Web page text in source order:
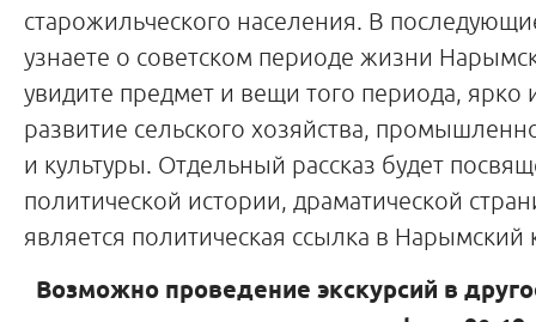
старожильческого населения. В
узнаете о советском периоде жизни
увидите предмет и вещи того периода,
развитие сельского хозяйства,
и культуры. Отдельный рассказ будет
политической истории, драматической
является политическая ссылка в Нарымский
Возможно проведение экскурсий в